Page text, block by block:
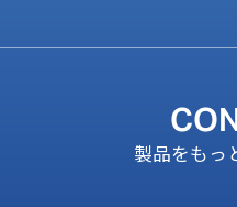
製品をもっ